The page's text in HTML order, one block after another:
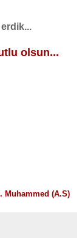
erdik...
olsun...
Muhammed (A.S)